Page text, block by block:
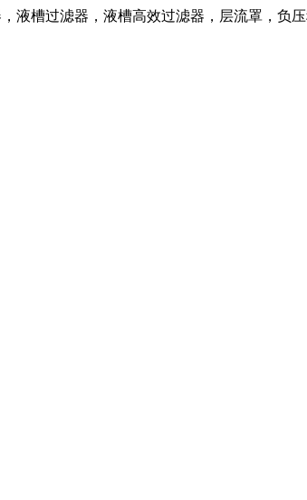
槽过滤器，液槽高效过滤器，层流罩，负